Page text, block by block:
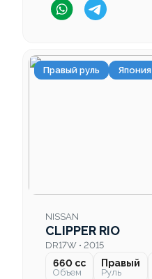
Правый руль Япония
NISSAN
CLIPPER RIO
DR17W • 2015
660 cc
Объем
Правый
Руль